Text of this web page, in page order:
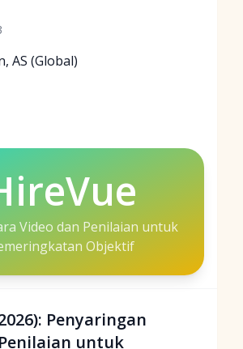
AS (Global)
Video dan Penilaian untuk
Objektif
Penyaringan
untuk